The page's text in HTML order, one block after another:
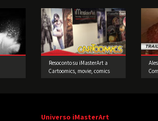
Resoconto su iMasterArt a
Cartoomics, movie, comics
Universo iMasterArt